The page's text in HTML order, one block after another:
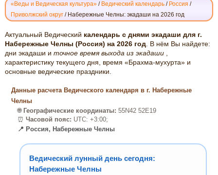
«Веды и Ведическая культура» / Ведический календарь / Россия /
Приволжский округ / Набережные Челны: экадаши на 2026 год
ВЕДИЧЕСКИЙ
КАЛЕНДАРЬ
ЭКАДАШИ:
НАБЕРЕЖНЫЕ
ЧЕЛНЫ,
Актуальный Ведический календарь с днями экадаши для г.
Набережные Челны (Россия) на 2026 год . В нём Вы найдете:
дни экадаши и точное время выхода из экадаши
характеристику текущего дня, время «Брахма-мухурта» и
основные ведические праздники.
Данные расчета Ведического календаря в г. Набережные
Челны
🌐 Географические координаты: 55N42 52E19
⏰ Часовой пояс: UTC: +3:00;
📍 Россия, Набережные Челны
Ведический лунный день сегодня:
Набережные Челны